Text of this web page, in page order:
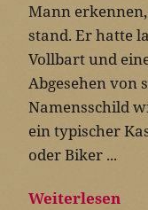
Mann
stand. Er hatte
Vollbart und
Abgesehen von
Namensschild
ein typischer
oder Biker ...
Weiterlesen